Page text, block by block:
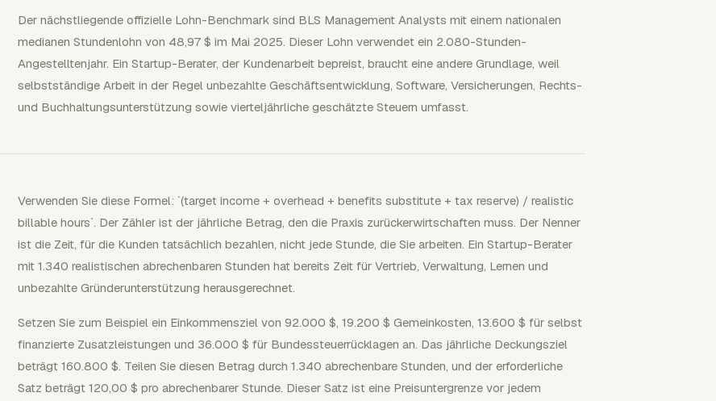
Der nächstliegende offizielle Lohn-Benchmark sind BLS Management Analysts mit einem nationalen
medianen Stundenlohn von 48,97 $ im Mai 2025. Dieser Lohn verwendet ein 2.080-Stunden-
Angestelltenjahr. Ein Startup-Berater, der Kundenarbeit bepreist, braucht eine andere Grundlage, weil
selbstständige Arbeit in der Regel unbezahlte Geschäftsentwicklung, Software, Versicherungen, Rechts-
und Buchhaltungsunterstützung sowie vierteljährliche geschätzte Steuern umfasst.
Verwenden Sie diese Formel: `(target income + overhead + benefits substitute + tax reserve) / realistic
billable hours`. Der Zähler ist der jährliche Betrag, den die Praxis zurückerwirtschaften muss. Der Nenner
ist die Zeit, für die Kunden tatsächlich bezahlen, nicht jede Stunde, die Sie arbeiten. Ein Startup-Berater
mit 1.340 realistischen abrechenbaren Stunden hat bereits Zeit für Vertrieb, Verwaltung, Lernen und
unbezahlte Gründerunterstützung herausgerechnet.
Setzen Sie zum Beispiel ein Einkommensziel von 92.000 $, 19.200 $ Gemeinkosten, 13.600 $ für selbst
finanzierte Zusatzleistungen und 36.000 $ für Bundessteuerrücklagen an. Das jährliche Deckungsziel
beträgt 160.800 $. Teilen Sie diesen Betrag durch 1.340 abrechenbare Stunden, und der erforderliche
Satz beträgt 120,00 $ pro abrechenbarer Stunde. Dieser Satz ist eine Preisuntergrenze vor jedem